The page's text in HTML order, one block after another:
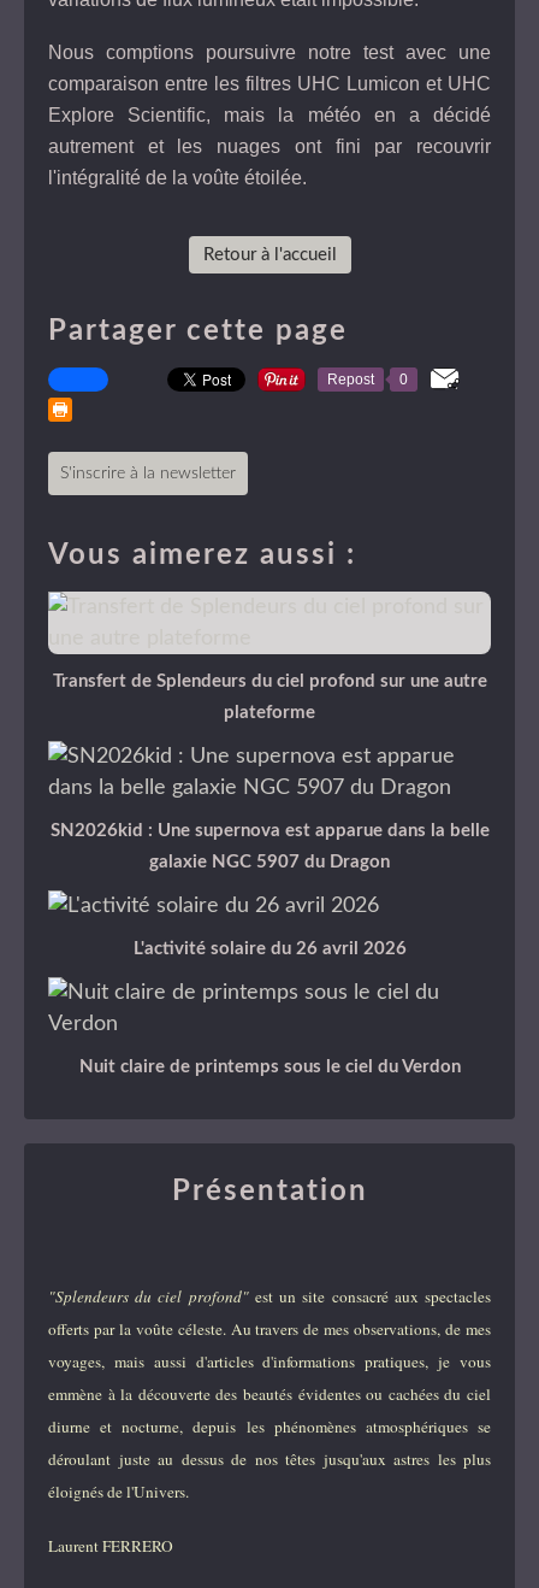
Nous comptions poursuivre notre test avec une
comparaison entre les filtres UHC Lumicon et UHC
Explore Scientific, mais la météo en a décidé
autrement et les nuages ont fini par recouvrir
l'intégralité de la voûte étoilée.
Retour à l'accueil
Partager cette page
Repost 0
S'inscrire à la newsletter
Vous aimerez aussi :
Transfert de Splendeurs du ciel profond sur une autre
plateforme
SN2026kid : Une supernova est apparue dans la belle
galaxie NGC 5907 du Dragon
L'activité solaire du 26 avril 2026
Nuit claire de printemps sous le ciel du Verdon
Présentation
"Splendeurs du ciel profond"est un site consacré aux spectacles
offerts par la voûte céleste. Au travers de mes observations, de mes
voyages, mais aussi d'articles d'informations pratiques, je vous
emmène à la découverte des beautés évidentes ou cachées du ciel
diurne et nocturne, depuis les phénomènes atmosphériques se
déroulant juste au dessus de nos têtes jusqu'aux astres les plus
éloignés de l'Univers.
Laurent FERRERO